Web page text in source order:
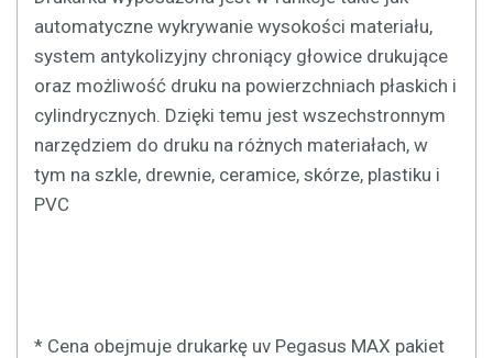
automatyczne wykrywanie wysokości materiału,
system antykolizyjny chroniący głowice drukujące
oraz możliwość druku na powierzchniach płaskich i
cylindrycznych. Dzięki temu jest wszechstronnym
narzędziem do druku na różnych materiałach, w
tym na szkle, drewnie, ceramice, skórze, plastiku i
PVC
* Cena obejmuje drukarkę uv Pegasus MAX pakiet